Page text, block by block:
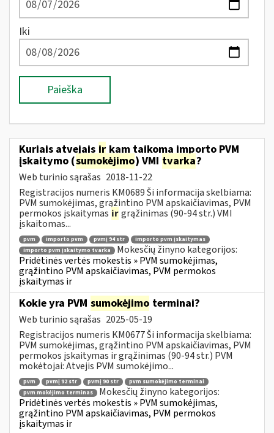
Iki
Paieška
Kuriais atvejais ir kam taikoma importo PVM
įskaitymo (sumokėjimo) VMI tvarka?
Web turinio sąrašas 2018-11-22
Registracijos numeris KM0689 Ši informacija skelbiama:
PVM sumokėjimas, grąžintino PVM apskaičiavimas, PVM
permokos įskaitymas irgrąžinimas (90-94 str.) VMI
įskaitomas...
pvm importo pvm pvmį 94 str
importo pvm įskaitymas
importo pvm įskaitymo tvarka
Mokesčių žinyno kategorijos:
Pridėtinės vertės mokestis » PVM sumokėjimas,
grąžintino PVM apskaičiavimas, PVM permokos
įskaitymas ir
Kokie yra PVM sumokėjimo terminai?
Web turinio sąrašas 2025-05-19
Registracijos numeris KM0677 Ši informacija skelbiama:
PVM sumokėjimas, grąžintino PVM apskaičiavimas, PVM
permokos įskaitymas ir grąžinimas (90-94 str.) PVM
mokėtojai: Atvejis PVM sumokėjimo...
pvm pvmį 92 str pvmį 90 str
pvm sumokėjimo terminai
pvm mokėjimo terminas
Mokesčių žinyno kategorijos:
Pridėtinės vertės mokestis » PVM sumokėjimas,
grąžintino PVM apskaičiavimas, PVM permokos
įskaitymas ir